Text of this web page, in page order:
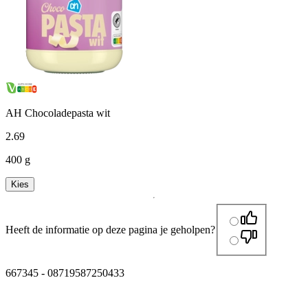
AH Chocoladepasta wit
2.69
400 g
Kies
Heeft de informatie op deze pagina je geholpen?
667345 - 08719587250433